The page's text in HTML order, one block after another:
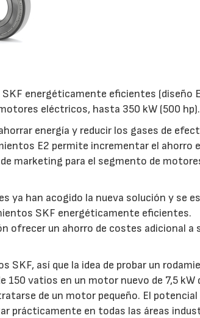
energéticamente eficientes (diseño
eléctricos, hasta 350 kW (500 hp).
energía y reducir los gases de
E2 permite incrementar el ahorro
marketing para el segmento de
ya han acogido la nueva solución y se
SKF energéticamente eficientes.
ofrecer un ahorro de costes adicional a
SKF, así que la idea de probar un
vatios en un motor nuevo de 7,5 kW
de un motor pequeño. El potencial
prácticamente en todas las áreas